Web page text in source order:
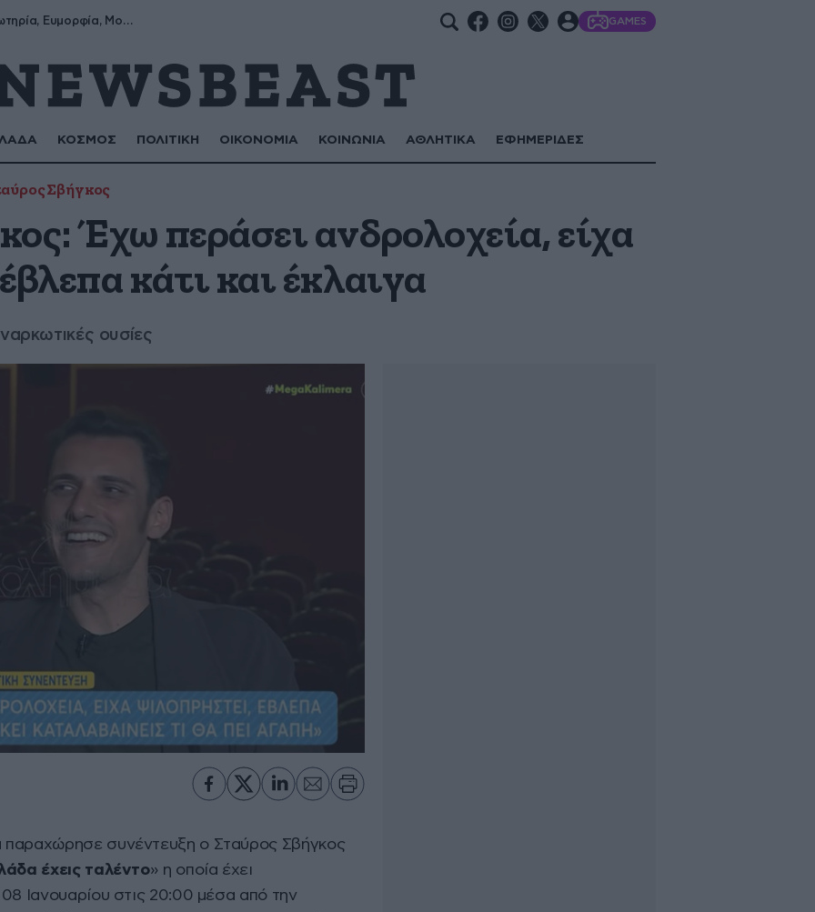
Σωτήρης, Σωτηρία, Ευμορφία, Μορφούλα GAMES
ΚΟΣΜΟΣ ΠΟΛΙΤΙΚΗ ΟΙΚΟΝΟΜΙΑ ΚΟΙΝΩΝΙΑ ΑΘΛΗΤΙΚΑ ΕΦΗΜΕΡΙΔΕΣ
Σβήγκος
Έχω περάσει ανδρολοχεία, είχα
κάτι και έκλαιγα
ουσίες
συνέντευξη ο Σταύρος Σβήγκος
έχεις ταλέντο» η οποία έχει
Ιανουαρίου στις 20:00 μέσα από την